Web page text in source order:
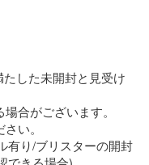
した未開封と見受け
合がございます。
い。
有り/ブリスターの開封